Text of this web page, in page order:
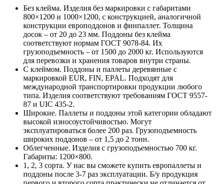
Без клейма. Изделия без маркировки с габаритами
800×1200 и 1000×1200, с конструкцией, аналогичной
конструкции европоддонов и финпаллет. Толщина
досок – от 20 до 23 мм. Поддоны без клейма
соответствуют нормам ГОСТ 9078-84. Их
грузоподъемность – от 1500 до 2000 кг. Используются
для перевозки и хранения товаров внутри страны.
С клеймом. Поддоны и паллеты деревянные с
маркировкой EUR, FIN, EPAL. Подходят для
международной транспортировки продукции любого
типа. Изделия соответствуют требованиям ГОСТ 9557-
87 и UIC 435-2.
Широкие. Паллеты и поддоны этой категории обладают
высокой износоустойчивостью. Могут
эксплуатироваться более 200 раз. Грузоподъемность
широких поддонов – от 1,5 до 2 тонн.
Облегченные. Изделия с грузоподъемностью 700 кг.
Габариты: 1200×800.
1, 2, 3 сорта. У нас вы сможете купить европаллеты и
поддоны после 3-7 раз эксплуатации. Б/у продукция